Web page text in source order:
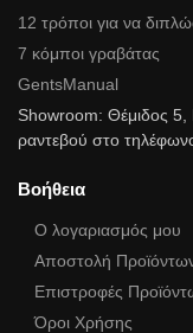
12 τρόποι για να
7 κόμποι γραβάτας
GentsManual
Showroom: Θέμιδος 5,
ραντεβού στο
Βοήθεια
Ο λογαριασμός μου
Αποστολή
Επιστροφές
Όροι Χρήσης